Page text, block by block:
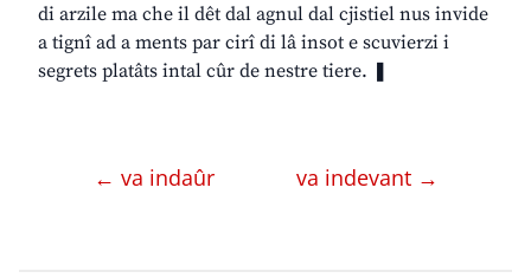
di arzile ma che il dêt dal agnul dal cjistiel nus invide
a tignî ad a ments par cirî di lâ insot e scuvierzi i
segrets platâts intal cûr de nestre tiere. ❚
← va indaûr va indevant →